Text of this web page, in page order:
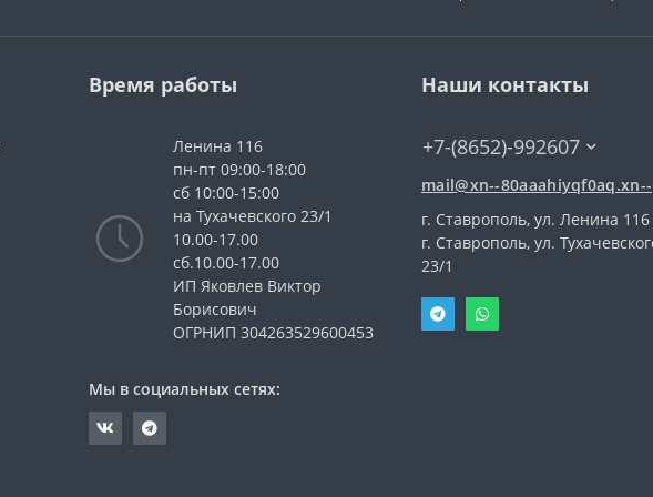
Время работы
Ленина 116
пн-пт 09:00-18:00
сб 10:00-15:00
на Тухачевского 23/1
10.00-17.00
сб.10.00-17.00
ИП Яковлев Виктор
Борисович
ОГРНИП 304263529600453
Мы в социальных сетях:
Наши контакты
+7-(8652)-992607
mail@xn--
г. Ставрополь, ул. Ленина 116
г. Ставрополь, ул.
23/1